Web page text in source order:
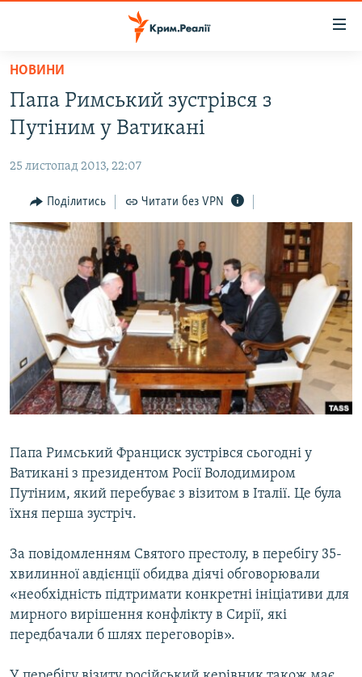
Перейти
основного
матеріалу
Перейти
до
навігації
Перейти
до
пошуку
ВІДЕО ТА ФОТО
ПОЛІТИКА
БЛОГИ
ПОГЛЯД
ІНТЕРВ'Ю
ВСЕ ЗА ДЕНЬ
СПЕЦПРОЕКТИ
ДЕПОРТАЦІЯ
ВІДЕОУРОКИ «ELIFBE»
СВІДЧЕННЯ ОКУПАЦІЇ
ЯК ОБІЙТИ БЛОКУВАННЯ
Русский
Qırımtatar
НОВИНИ
Папа Римський зустрівся з
Путіним у Ватикані
25 листопад 2013, 22:07
Поділитись Читати без VPN
Папа Римський Франциск зустрівся сьогодні у
Ватикані з президентом Росії Володимиром
Путіним, який перебуває з візитом в Італії. Це була
їхня перша зустріч.
За повідомленням Святого престолу, в перебігу 35-
хвилинної авдієнції обидва діячі обговорювали
«необхідність підтримати конкретні ініціативи для
мирного вирішення конфлікту в Сирії, які
передбачали б шлях переговорів».